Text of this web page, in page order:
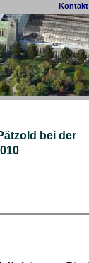
bei der
Kontakt